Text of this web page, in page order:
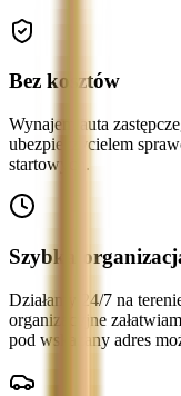
Bez kosztów
Wynajem auta
ubezpieczycielem
startowych.
Szybka
Działamy 24/7 na
organizacyjne
pod wskazany adres